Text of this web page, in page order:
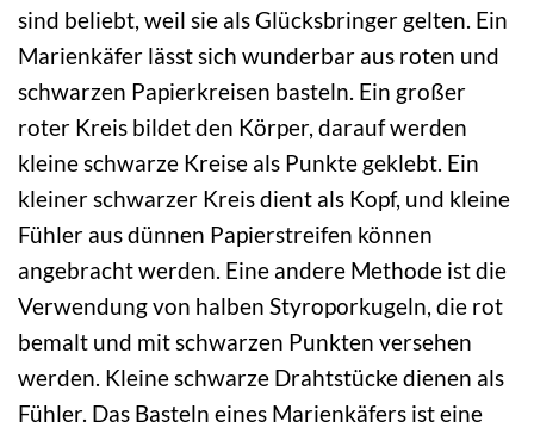
sind beliebt, weil sie als Glücksbringer gelten. Ein
Marienkäfer lässt sich wunderbar aus roten und
schwarzen Papierkreisen basteln. Ein großer
roter Kreis bildet den Körper, darauf werden
kleine schwarze Kreise als Punkte geklebt. Ein
kleiner schwarzer Kreis dient als Kopf, und kleine
Fühler aus dünnen Papierstreifen können
angebracht werden. Eine andere Methode ist die
Verwendung von halben Styroporkugeln, die rot
bemalt und mit schwarzen Punkten versehen
werden. Kleine schwarze Drahtstücke dienen als
Fühler. Das Basteln eines Marienkäfers ist eine